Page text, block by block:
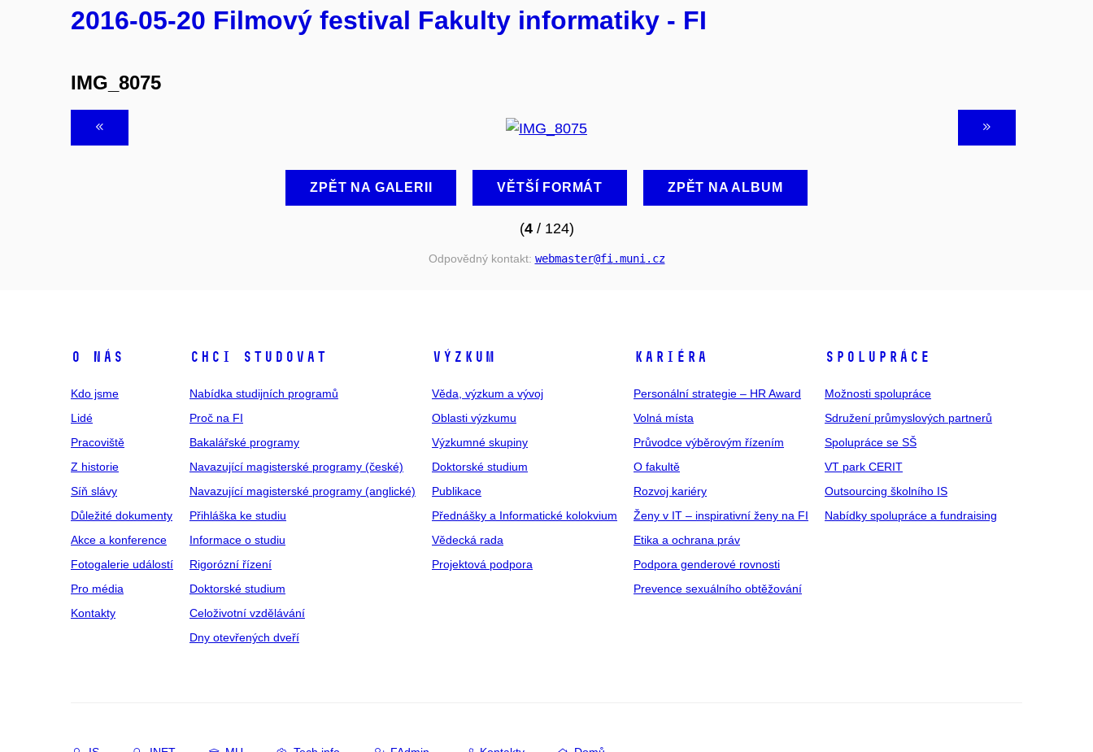
2016-05-20 Filmový festival Fakulty informatiky - FI
IMG_8075
ZPĚT NA GALERII VĚTŠÍ FORMÁT ZPĚT NA ALBUM
(4/ 124)
Odpovědný kontakt: webmaster@fi .muni .cz
O NÁS
Kdo jsme
Lidé
Pracoviště
Z historie
Síň slávy
Důležité dokumenty
Akce a konference
Fotogalerie událostí
Pro média
Kontakty
CHCI STUDOVAT
Nabídka studijních programů
Proč na FI
Bakalářské programy
Navazující magisterské programy (české)
Navazující magisterské programy (anglické)
Přihláška ke studiu
Informace o studiu
Rigorózní řízení
Doktorské studium
Celoživotní vzdělávání
Dny otevřených dveří
VÝZKUM
Věda, výzkum a vývoj
Oblasti výzkumu
Výzkumné skupiny
Doktorské studium
Publikace
Přednášky a Informatické kolokvium
Vědecká rada
Projektová podpora
KARIÉRA
Personální strategie – HR Award
Volná místa
Průvodce výběrovým řízením
O fakultě
Rozvoj kariéry
Ženy v IT – inspirativní ženy na FI
Etika a ochrana práv
Podpora genderové rovnosti
Prevence sexuálního obtěžování
SPOLUPRÁCE
Možnosti spolupráce
Sdružení průmyslových partnerů
Spolupráce se SŠ
VT park CERIT
Outsourcing školního IS
Nabídky spolupráce a fundraising